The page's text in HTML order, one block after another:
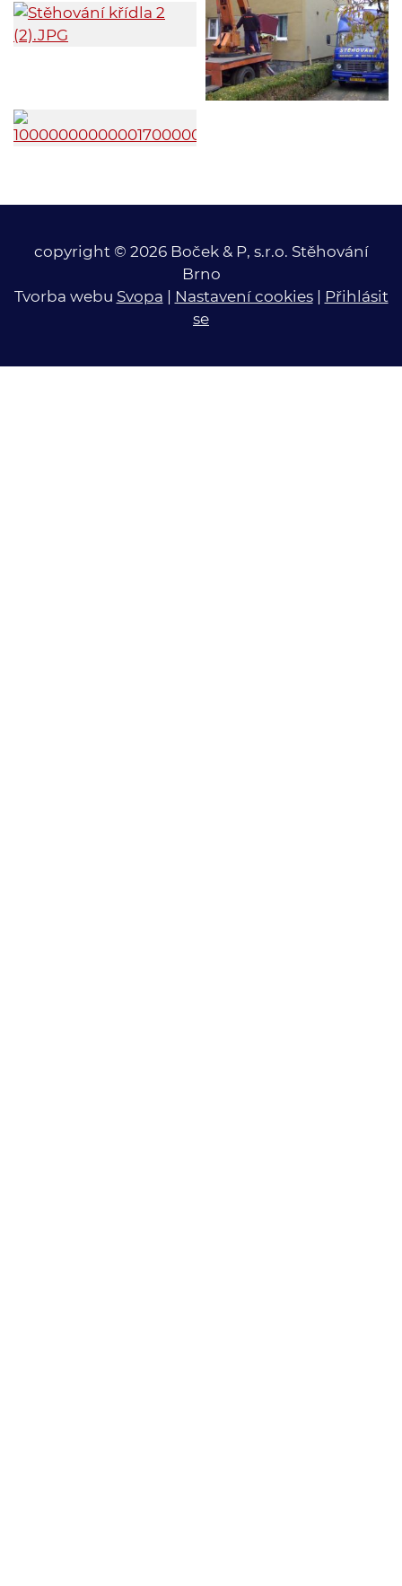
copyright © 2026 Boček & P, s.r.o. Stěhování
Brno
Tvorba webu Svopa | Nastavení cookies| Přihlásit
se